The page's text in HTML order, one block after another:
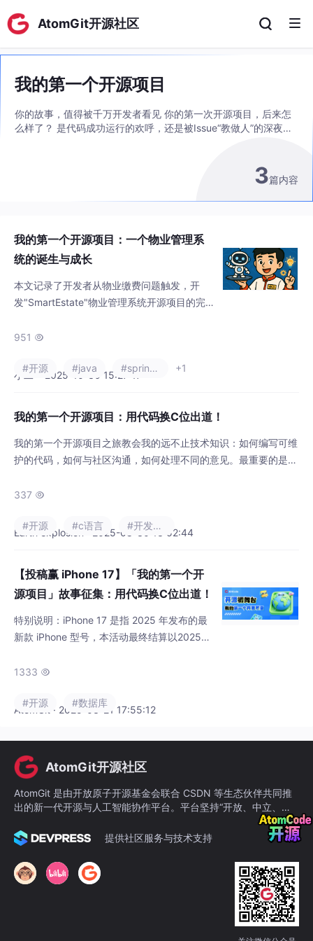
AtomGit开源社区
我的第一个开源项目
你的故事，值得被千万开发者看见 你的第一次开源项目，后来怎
么样了？ 是代码成功运行的欢呼，还是被Issue“教做人”的深夜？
🚀 官方全渠道流量扶持！优质文章将被全站推荐，助力个人品牌
3篇内容
我的第一个开源项目：一个物业管理系
统的诞生与成长
本文记录了开发者从物业缴费问题触发，开
发"SmartEstate"物业管理系统开源项目的完
全过程，包括技术选型(SpringBoot+Vue3)、
等典型问题解决方案，重点剖析了停车场管理
951 
小二· · 2025-10-30 15:27:17
#开源 #java #spring boot +1
我的第一个开源项目：用代码换C位出道！
我的第一个开源项目之旅教会我的远不止技术知识：如何编写可维
护的代码，如何与社区沟通，如何处理不同的意见。最重要的是，
要开始自己的开源项目，我的建议是：Just do it！从一个小而有
337 
Earth explosion · 2025-08-30 13:52:44
#开源 #c语言 #开发语言
【投稿赢 iPhone 17】「我的第一个开
源项目」故事征集：用代码换C位出道！
特别说明：iPhone 17 是指 2025 年发布的最
新款 iPhone 型号，本活动最终结算以2025年
tCode 开源限定礼盒（包含徽章/双肩包/极客
抱走 iPhone 17 一台！包括 GitCode 订阅号，
1333 
AtomGit · 2025-03-21 17:55:12
#开源 #数据库
AtomGit开源社区
AtomGit 是由开放原子开源基金会联合 CSDN 等生态伙伴共同推
出的新一代开源与人工智能协作平台。平台坚持“开放、中立、公
益”的理念，把代码托管、模型共享、数据集托管、智能体开发体
验和算力服务整合在一起，为开发者提供从开发、训练到部署的一
站式体验。
提供社区服务与技术支持